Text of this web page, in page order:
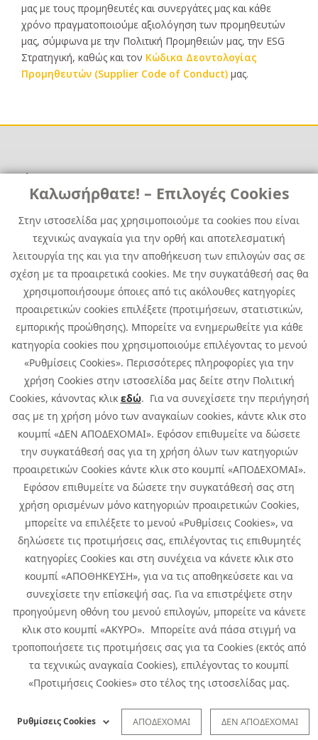
Καλωσήρθατε! – Επιλογές Cookies
Στην ιστοσελίδα μας χρησιμοποιούμε τα cookies που είναι
τεχνικώς αναγκαία για την ορθή και αποτελεσματική
λειτουργία της και για την αποθήκευση των επιλογών σας σε
σχέση με τα προαιρετικά cookies. Με την συγκατάθεσή σας θα
χρησιμοποιήσουμε όποιες από τις ακόλουθες κατηγορίες
προαιρετικών cookies επιλέξετε (προτιμήσεων, στατιστικών,
εμπορικής προώθησης). Μπορείτε να ενημερωθείτε για κάθε
κατηγορία cookies που χρησιμοποιούμε επιλέγοντας το μενού
«Ρυθμίσεις Cookies». Περισσότερες πληροφορίες για την
χρήση Cookies στην ιστοσελίδα μας δείτε στην Πολιτική
Cookies, κάνοντας κλικ εδώ. Για να συνεχίσετε την περιήγησή
σας με τη χρήση μόνο των αναγκαίων cookies, κάντε κλικ στο
κουμπί «ΔΕΝ ΑΠΟΔΕΧΟΜΑΙ». Εφόσον επιθυμείτε να δώσετε
την συγκατάθεσή σας για τη χρήση όλων των κατηγοριών
προαιρετικών Cookies κάντε κλικ στο κουμπί «ΑΠΟΔΕΧΟΜΑΙ».
Εφόσον επιθυμείτε να δώσετε την συγκατάθεσή σας στη
χρήση ορισμένων μόνο κατηγοριών προαιρετικών Cookies,
μπορείτε να επιλέξετε το μενού «Ρυθμίσεις Cookies», να
δηλώσετε τις προτιμήσεις σας, επιλέγοντας τις επιθυμητές
κατηγορίες Cookies και στη συνέχεια να κάνετε κλικ στο
κουμπί «ΑΠΟΘΗΚΕΥΣΗ», για να τις αποθηκεύσετε και να
συνεχίσετε την επίσκεψή σας. Για να επιστρέψετε στην
προηγούμενη οθόνη του μενού επιλογών, μπορείτε να κάνετε
κλικ στο κουμπί «ΑΚΥΡΟ». Μπορείτε ανά πάσα στιγμή να
τροποποιήσετε τις προτιμήσεις σας για τα Cookies (εκτός από
τα τεχνικώς αναγκαία Cookies), επιλέγοντας το κουμπί
«Προτιμήσεις Cookies» στο τέλος της ιστοσελίδας μας.
ΔΕΝ ΑΠΟΔΕΧΟΜΑΙ
ΑΠΟΔΕΧΟΜΑΙ
Ρυθμίσεις Cookies
μας με τους προμηθευτές και συνεργάτες μας και κάθε
χρόνο πραγματοποιούμε αξιολόγηση των προμηθευτών
μας, σύμφωνα με την Πολιτική Προμηθειών μας, την ESG
Στρατηγική, καθώς και τον Κώδικα Δεοντολογίας
Προμηθευτών (Supplier Code of Conduct) μας.
Χρήσιμα
Χρήσιμα
Επικοινωνία
Media Kit
Καριέρα
Όμιλος Quest
Site Map
Copyright © 2026 Infoquest.gr Με επιφύλαξη κάθε νόμιμου δικαιώματος.
Πολιτική Cookies Προτιμήσεις Cookies | Όροι Χρήσης
Πολιτική Απορρήτου: Για να ενημερωθείτε σχετικά με την επεξεργασία
προσωπικών δεδομένων πατήστεεδώ.
Ειδική Δήλωση CCTV
Ειδική Δήλωση Απορρήτου Υποβολής